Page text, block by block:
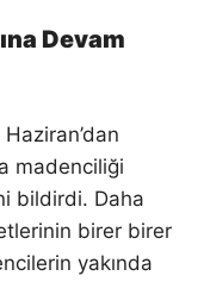
Devam
Haziran’dan
madenciliği
bildirdi. Daha
birer birer
yakında